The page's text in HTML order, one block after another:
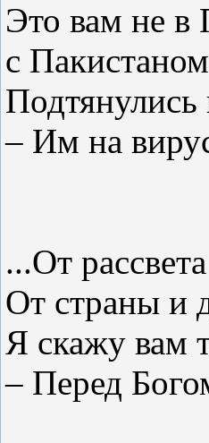
Это вам не в
с
– Им на
...От
От страны и
Я скажу вам
– Перед